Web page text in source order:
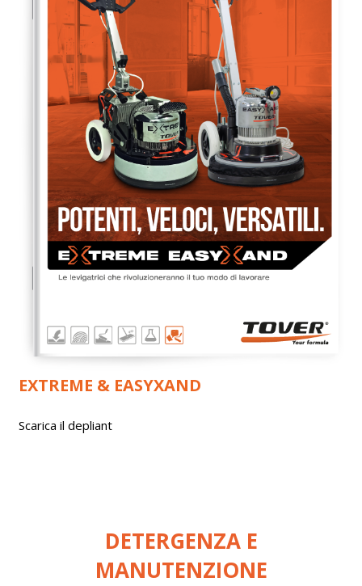
EXTREME & EASYXAND
Scarica il depliant
DETERGENZA E
MANUTENZIONE